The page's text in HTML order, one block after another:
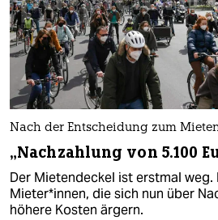
Nach der Entscheidung zum
„Nachzahlung von 5.100
Der Mietendeckel ist erstmal
Mieter*innen, die sich nun über
höhere Kosten ärgern.